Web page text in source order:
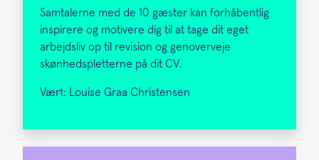
Samtalerne med de 10 gæster kan forhåbentlig
inspirere og motivere dig til at tage dit eget
arbejdsliv op til revision og genoverveje
skønhedspletterne på dit CV.
Vært: Louise Graa Christensen